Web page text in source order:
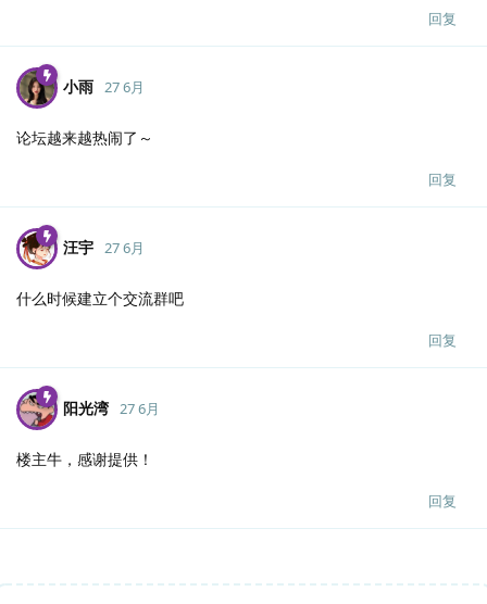
回复
小雨 27 6月
论坛越来越热闹了～
回复
汪宇 27 6月
什么时候建立个交流群吧
回复
阳光湾 27 6月
楼主牛，感谢提供！
回复